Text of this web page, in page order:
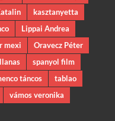
kasztanyetta
Lippai Andrea
mexi
Oravecz Péter
spanyol film
táncos
tablao
vámos veronika